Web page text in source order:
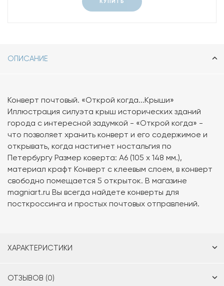
ОПИСАНИЕ
Конверт почтовый. «Открой когда...Крыши»
Иллюстрация силуэта крыш исторических зданий
города с интересной задумкой - «Открой когда» -
что позволяет хранить конверт и его содержимое и
открывать, когда настигнет ностальгия по
Петербургу Размер коверта: А6 (105 х 148 мм.),
материал крафт Конверт с клеевым слоем, в конверт
свободно помещается 5 открыток. В магазине
magniart.ru Вы всегда найдете конверты для
посткроссинга и простых почтовых отправлений.
ХАРАКТЕРИСТИКИ
ОТЗЫВОВ (0)